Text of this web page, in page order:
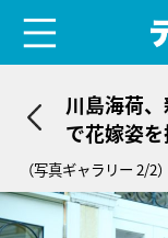
川島海荷
で花嫁姿
る重要人物に
（写真ギャラリー 2/2）